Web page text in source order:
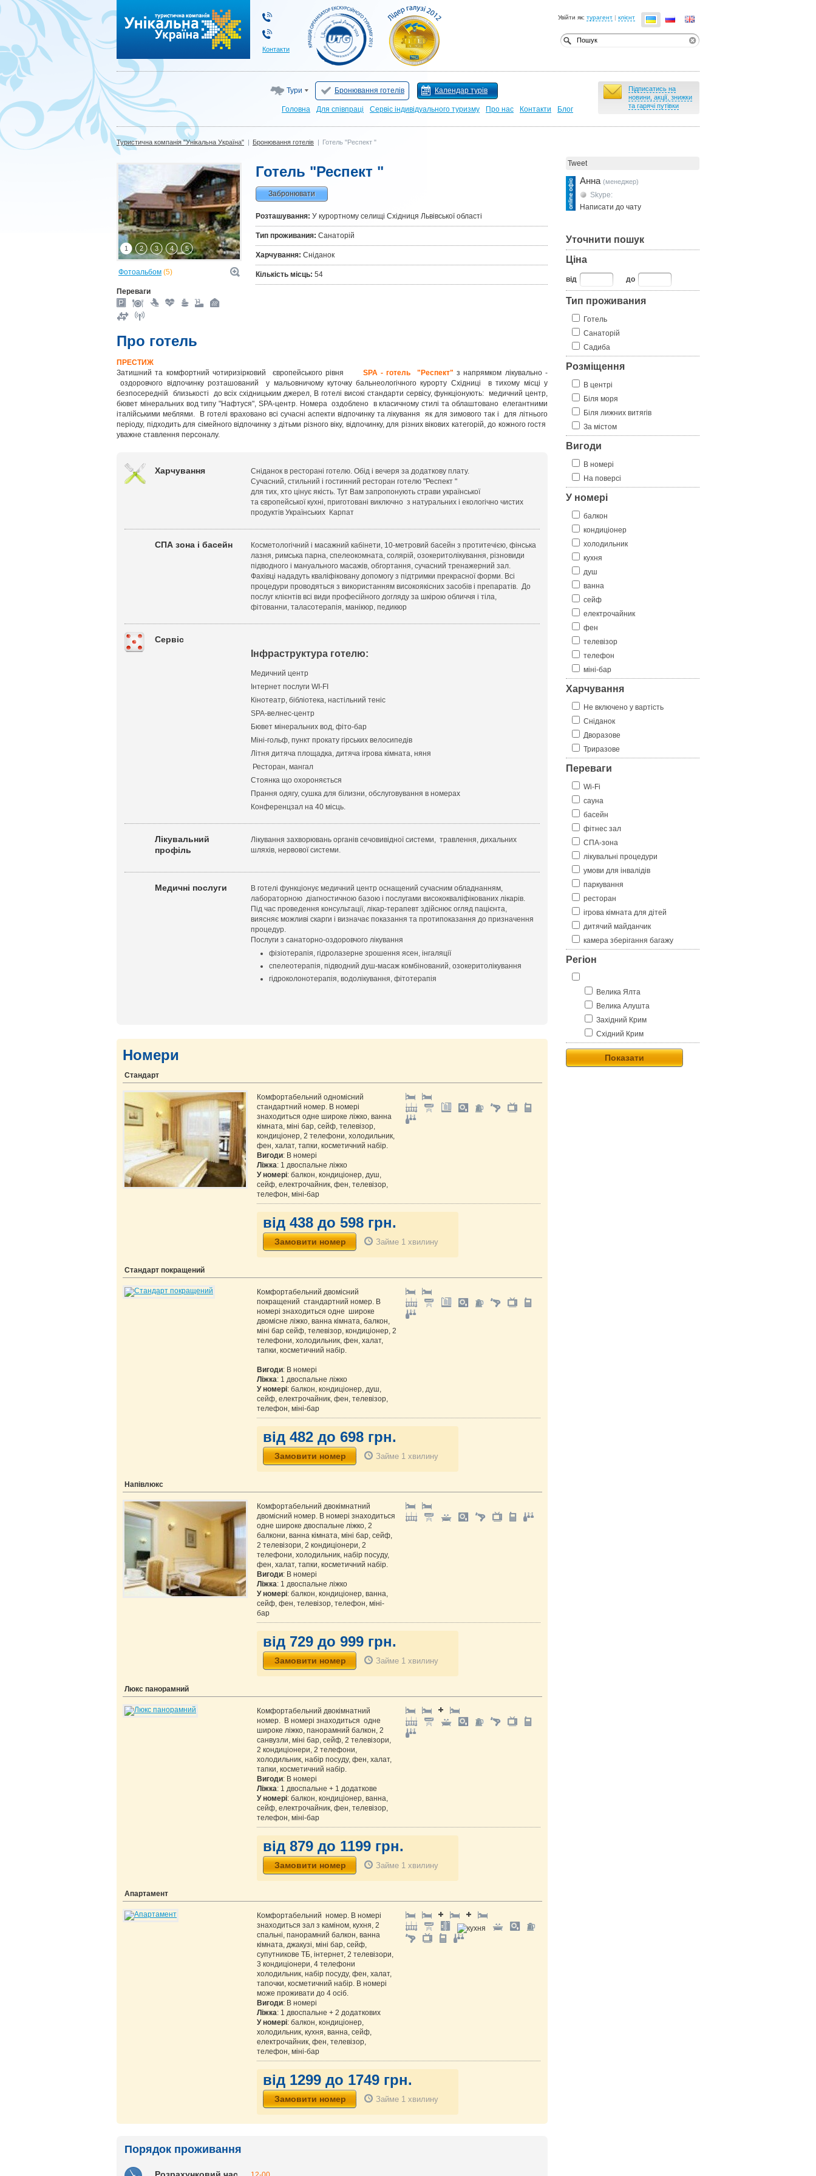
Увійти як: турагент | клієнт
Контакти
Підписатись на
новини, акції, знижки
та гарячі путівки
Тури Бронювання готелів Календар турів
Головна Для cпівпраці Сервіс індивідуального туризму Про нас Контакти Блог
Туристична компанія "Унікальна Україна" | Бронювання готелів | Готель "Респект "
1 2 3 4 5
Фотоальбом (5)
Переваги
Готель "Респект "
Забронювати
Розташування: У курортному селищі Східниця Львівської області
Тип проживания: Санаторій
Харчування: Сніданок
Кількість місць: 54
Про готель
ПРЕСТИЖ
Затишний та комфортний чотиризірковий європейського рівня SPA - готель "Респект" з напрямком лікувально -
оздоровчого відпочинку розташований у мальовничому куточку бальнеологічного курорту Східниці в тихому місці у
безпосередній близькості до всіх східницьким джерел, В готелі високі стандарти сервісу, функціонують: медичний центр,
бювет мінеральних вод типу "Нафтуся", SPA-центр. Номера оздоблено в класичному стилі та облаштовано елегантними
італійськими меблями. В готелі враховано всі сучасні аспекти відпочинку та лікування як для зимового так і для літнього
періоду, підходить для сімейного відпочинку з дітьми різного віку, відпочинку, для різних вікових категорій, до кожного гостя
уважне ставлення персоналу.
Харчування
Сніданок в ресторані готелю. Обід і вечеря за додаткову плату.
Сучасний, стильний і гостинний ресторан готелю "Респект "
для тих, хто цінує якість. Тут Вам запропонують страви української
та європейської кухні, приготовані виключно з натуральних і екологічно чистих
продуктів Українських Карпат
СПА зона і басейн
Косметологічний і масажний кабінети, 10-метровий басейн з протитечією, фінська
лазня, римська парна, спелеокомната, солярій, озокеритолікування, різновиди
підводного і мануального масажів, обгортання, сучасний тренажерний зал.
Фахівці нададуть кваліфіковану допомогу з підтримки прекрасної форми. Всі
процедури проводяться з використанням високоякісних засобів і препаратів. До
послуг клієнтів всі види професійного догляду за шкірою обличчя і тіла,
фітованни, таласотерапія, манікюр, педикюр
Сервіс
Інфраструктура готелю:
Медичний центр
Інтернет послуги WI-FI
Кінотеатр, бібліотека, настільний теніс
SPA-велнес-центр
Бювет мінеральних вод, фіто-бар
Міні-гольф, пункт прокату гірських велосипедів
Літня дитяча площадка, дитяча ігрова кімната, няня
Ресторан, мангал
Стоянка що охороняється
Прання одягу, сушка для білизни, обслуговування в номерах
Конференцзал на 40 місць.
Лікувальний
профіль
Лікування захворювань органів сечовивідної системи, травлення, дихальних
шляхів, нервової системи.
Медичні послуги
В готелі функціонує медичний центр оснащений сучасним обладнанням,
лабораторною діагностичною базою і послугами висококваліфікованих лікарів.
Під час проведення консультації, лікар-терапевт здійснює огляд пацієнта,
виясняє можливі скарги і визначає показання та протипоказання до призначення
процедур.
Послуги з санаторно-оздоровчого лікування
фізіотерапія, гідролазерне зрошення ясен, інгаляції
спелеотерапія, підводний душ-масаж комбінований, озокеритолікування
гідроколонотерапія, водолікування, фітотерапія
Номери
Стандарт
Комфортабельний одномісний
стандартний номер. В номері
знаходиться одне широке ліжко, ванна
кімната, міні бар, сейф, телевізор,
кондиціонер, 2 телефони, холодильник,
фен, халат, тапки, косметичний набір.
Вигоди: В номері
Ліжка: 1 двоспальне ліжко
У номері: балкон, кондиціонер, душ,
сейф, електрочайник, фен, телевізор,
телефон, міні-бар
від 438 до 598 грн.
Займе 1 хвилину
Стандарт покращений
Комфортабельний двомісний
покращений стандартний номер. В
номері знаходиться одне широке
двомісне ліжко, ванна кімната, балкон,
міні бар сейф, телевізор, кондиціонер, 2
телефони, холодильник, фен, халат,
тапки, косметичний набір.
Вигоди: В номері
Ліжка: 1 двоспальне ліжко
У номері: балкон, кондиціонер, душ,
сейф, електрочайник, фен, телевізор,
телефон, міні-бар
від 482 до 698 грн.
Займе 1 хвилину
Напівлюкс
Комфортабельний двокімнатний
двомісний номер. В номері знаходиться
одне широке двоспальне ліжко, 2
балкони, ванна кімната, міні бар, сейф,
2 телевізори, 2 кондиціонери, 2
телефони, холодильник, набір посуду,
фен, халат, тапки, косметичний набір.
Вигоди: В номері
Ліжка: 1 двоспальне ліжко
У номері: балкон, кондиціонер, ванна,
сейф, фен, телевізор, телефон, міні-
бар
від 729 до 999 грн.
Займе 1 хвилину
Люкс панорамний
Комфортабельний двокімнатний
номер. В номері знаходиться одне
широке ліжко, панорамний балкон, 2
санвузли, міні бар, сейф, 2 телевізори,
2 кондиціонери, 2 телефони,
холодильник, набір посуду, фен, халат,
тапки, косметичний набір.
Вигоди: В номері
Ліжка: 1 двоспальне + 1 додаткове
У номері: балкон, кондиціонер, ванна,
сейф, електрочайник, фен, телевізор,
телефон, міні-бар
від 879 до 1199 грн.
Займе 1 хвилину
Апартамент
Комфортабельний номер. В номері
знаходиться зал з каміном, кухня, 2
спальні, панорамний балкон, ванна
кімната, джакузі, міні бар, сейф,
супутникове ТБ, інтернет, 2 телевізори,
3 кондиціонери, 4 телефони
холодильник, набір посуду, фен, халат,
тапочки, косметичний набір. В номері
може проживати до 4 осіб.
Вигоди: В номері
Ліжка: 1 двоспальне + 2 додаткових
У номері: балкон, кондиціонер,
холодильник, кухня, ванна, сейф,
електрочайник, фен, телевізор,
телефон, міні-бар
від 1299 до 1749 грн.
Займе 1 хвилину
Порядок проживання
Tweet
Анна (менеджер)
Skype:
Написати до чату
Уточнити пошук
Ціна
від до
Тип проживания
Готель
Санаторій
Садиба
Розміщення
В центрі
Біля моря
Біля лижних витягів
За містом
Вигоди
В номері
На поверсі
У номері
балкон
кондиціонер
холодильник
кухня
душ
ванна
сейф
електрочайник
фен
телевізор
телефон
міні-бар
Харчування
Не включено у вартість
Сніданок
Дворазове
Триразове
Переваги
Wi-Fi
сауна
басейн
фітнес зал
СПА-зона
лікувальні процедури
умови для інвалідів
паркування
ресторан
ігрова кімната для дітей
дитячий майданчик
камера зберігання багажу
Регіон
Велика Ялта
Велика Алушта
Західний Крим
Східний Крим
Показати